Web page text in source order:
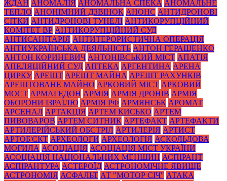
ЖДАН АНОМАЛІЯ АНОМАЛЬНА СПЕКА АНОМАЛЬНЕ
ТЕПЛО АНОНІМНИЙ ДЗВІНОК АНОНС АНТИДРОНОВІ
СІТКИ АНТИДРОНОВІ ТУНЕЛІ АНТИКОРУПЦІЙНИЙ
КОМІТЕТ ВР АНТИКОРУПЦІЙНИЙ СУД
АНТИСАНІТАРІЯ АНТИТЕРОРИСТИЧНА ОПЕРАЦІЯ
АНТИУКРАЇНСЬКА ДЕЯЛЬНІСТЬ АНТОН ГЕРАЩЕНКО
АНТОН КОРИНЕВИЧ АНТОНІВСЬКИЙ МІСТ АПАТІЯ
АПЕЛЯЦІЙНИЙ СУД АПТЕКА АРГЕНТИНА АРЕНА
ЦИРКУ АРЕШТ АРЕШТ МАЙНА АРЕШТ РАХУНКІВ
АРЕШТОВАНЕ МАЙНО АРКОВИЙ МІСТ АРКОВИЙ
МОСТ АРМАГЕДОН АРМІЯ АРМІЯ ДРОНІВ АРМІЯ
ОБОРОНИ ІЗРАЇЛЮ АРМІЯ РФ АРМЯНСЬК АРОМАТ
АРСЕНАЛ АРТАКЦІЯ АРТЕМ КИСЬКО АРТЕМ
ПИВОВАРОВ АРТЕМ СИТНИК АРТЕФАКТ АРТЕФАКТИ
АРТИЛЕРІЙСЬКИЙ ОБСТРІЛ АРТИЛЕРІЯ АРТИСТ
АРТОБ'ЄКТ АРХЕОЛОГИ АРХЕОЛОГІЯ АСКОЛЬДОВА
МОГИЛА АСОЦІАЦІЯ АСОЦІАЦІЯ МІСТ УКРАЇНИ
АСОЦІАЦІЯ НАЦІОНАЛЬНИХ МЕНШИН АСПІРАНТ
АСПІРАНТУРА АСТЕРОЇД АСТРОНОМІЧНЕ ЯВИЩЕ
АСТРОНОМІЯ АСФАЛЬТ АТ "МОТОР СІЧ" АТАКА